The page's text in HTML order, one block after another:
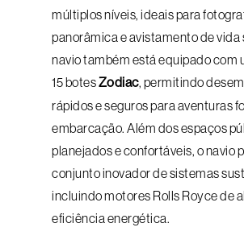
múltiplos níveis, ideais para
panorâmica e avistamento de vida
navio também está equipado com
15 botesZodiac, permitindo
rápidos e seguros para aventuras
embarcação. Além dos espaços
planejados e confortáveis, o navio
conjunto inovador de sistemas
incluindo motores Rolls Royce de
eficiência energética.